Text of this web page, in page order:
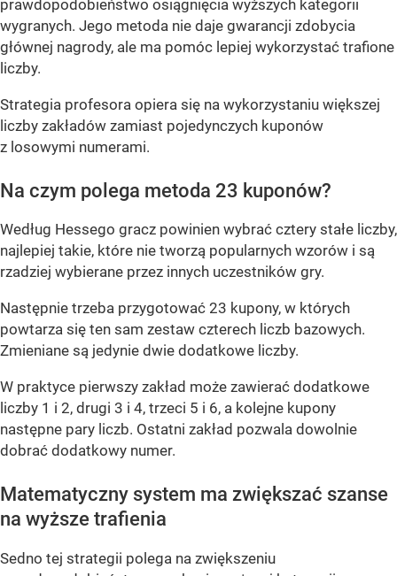
prawdopodobieństwo osiągnięcia wyższych kategorii
wygranych. Jego metoda nie daje gwarancji zdobycia
głównej nagrody, ale ma pomóc lepiej wykorzystać trafione
liczby.
Strategia profesora opiera się na wykorzystaniu większej
liczby zakładów zamiast pojedynczych kuponów
z losowymi numerami.
Na czym polega metoda 23 kuponów?
Według Hessego gracz powinien wybrać cztery stałe liczby,
najlepiej takie, które nie tworzą popularnych wzorów i są
rzadziej wybierane przez innych uczestników gry.
Następnie trzeba przygotować 23 kupony, w których
powtarza się ten sam zestaw czterech liczb bazowych.
Zmieniane są jedynie dwie dodatkowe liczby.
W praktyce pierwszy zakład może zawierać dodatkowe
liczby 1 i 2, drugi 3 i 4, trzeci 5 i 6, a kolejne kupony
następne pary liczb. Ostatni zakład pozwala dowolnie
dobrać dodatkowy numer.
Matematyczny system ma zwiększać szanse
na wyższe trafienia
Sedno tej strategii polega na zwiększeniu